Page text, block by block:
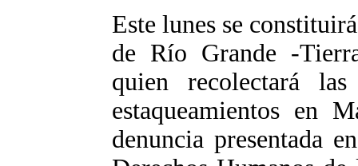
Este lunes se
de Río Grande -
quien recolectará
estaqueamientos en
denuncia presentada